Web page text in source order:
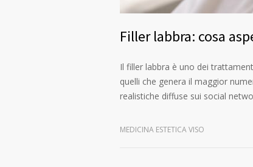
Filler labbra: cosa
Il filler labbra è uno dei
quelli che genera il maggior
realistiche diffuse sui social
MEDICINA ESTETICA VISO